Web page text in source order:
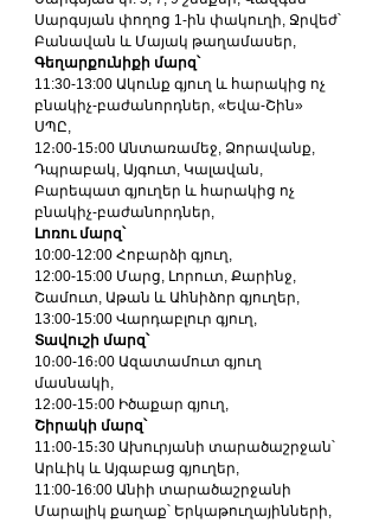
Սարգսյան փողոց 1-ին փակուղի, Ջրվեժ՝
Բանավան և Մայակ թաղամասեր,
Գեղարքունիքի մարզ՝
11:30-13:00 Ակունք գյուղ և հարակից ոչ
բնակիչ-բաժանորդներ, «Եվա-Շին»
ՍՊԸ,
12։00-15։00 Անտառամեջ, Ձորավանք,
Դպրաբակ, Այգուտ, Կալավան,
Բարեպատ գյուղեր և հարակից ոչ
բնակիչ-բաժանորդներ,
Լոռու մարզ՝
10:00-12:00 Հոբարձի գյուղ,
12:00-15:00 Մարց, Լորուտ, Քարինջ,
Շամուտ, Աթան և Ահնիձոր գյուղեր,
13:00-15:00 Վարդաբլուր գյուղ,
Տավուշի մարզ՝
10։00-16։00 Ազատամուտ գյուղ
մասնակի,
12։00-15։00 Իծաքար գյուղ,
Շիրակի մարզ՝
11։00-15։30 Ախուրյանի տարածաշրջան՝
Արևիկ և Այգաբաց գյուղեր,
11:00-16:00 Անիի տարածաշրջանի
Մարալիկ քաղաք՝ Երկաթուղայինների,